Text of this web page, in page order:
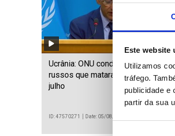
Este website
Utilizamos
tráfego.
publicidade e
partir da sua
Ucrânia: ONU condena ataques
russos que mataram 377 civis em
julho
ID: 47570271 Date: 05/08/2026 20:24